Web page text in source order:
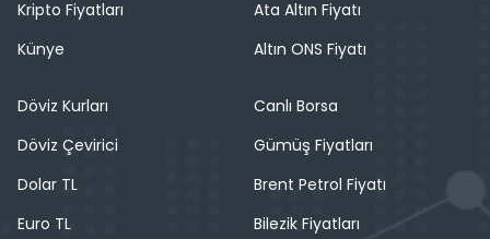
Kripto Fiyatları
Künye
Ata Altın Fiyatı
Altın ONS Fiyatı
Döviz Kurları
Döviz Çevirici
Dolar TL
Euro TL
Canlı Borsa
Gümüş Fiyatları
Brent Petrol Fiyatı
Bilezik Fiyatları